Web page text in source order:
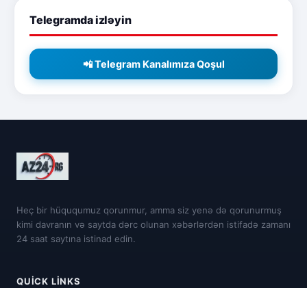
Telegramda izləyin
📲 Telegram Kanalımıza Qoşul
Heç bir hüququmuz qorunmur, amma siz yenə də qorunurmuş
kimi davranın və saytda dərc olunan xəbərlərdən istifadə zamanı
24 saat saytına istinad edin.
QUICK LINKS